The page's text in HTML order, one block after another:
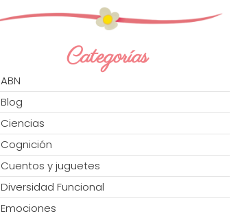
Categorías
ABN
Blog
Ciencias
Cognición
Cuentos y juguetes
Diversidad Funcional
Emociones